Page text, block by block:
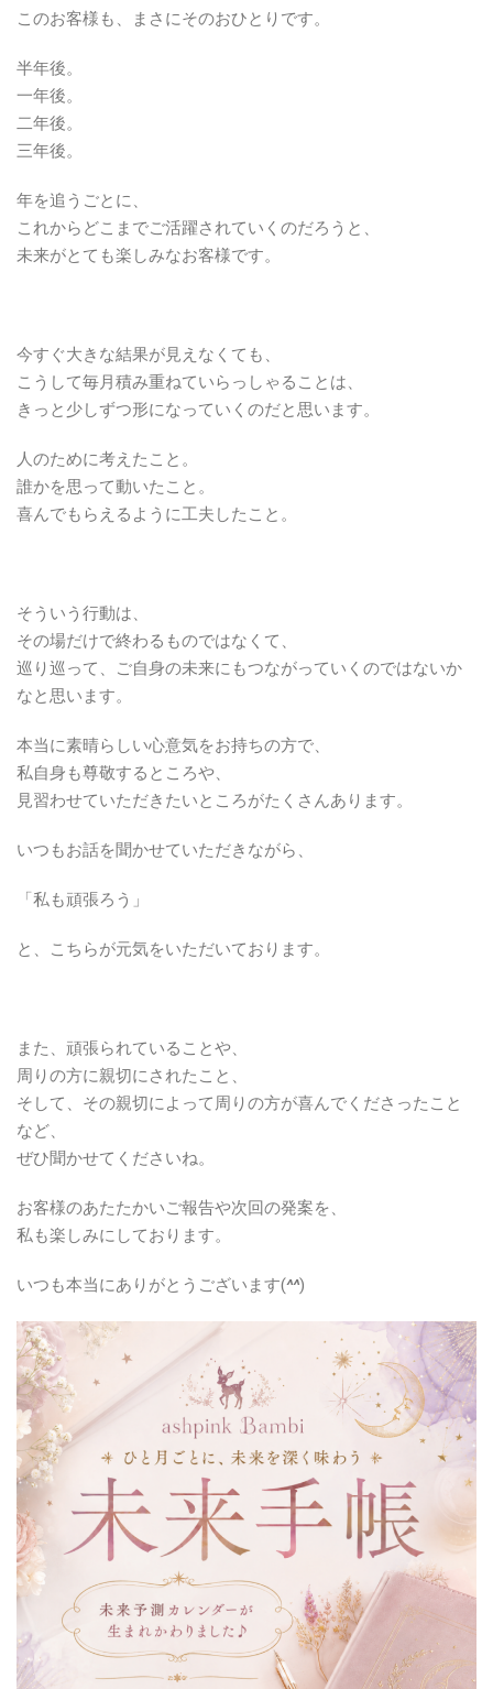
このお客様も、まさにそのおひとりです。
半年後。
一年後。
二年後。
三年後。
年を追うごとに、
これからどこまでご活躍されていくのだろうと、
未来がとても楽しみなお客様です。
今すぐ大きな結果が見えなくても、
こうして毎月積み重ねていらっしゃることは、
きっと少しずつ形になっていくのだと思います。
人のために考えたこと。
誰かを思って動いたこと。
喜んでもらえるように工夫したこと。
そういう行動は、
その場だけで終わるものではなくて、
巡り巡って、ご自身の未来にもつながっていくのではないか
なと思います。
本当に素晴らしい心意気をお持ちの方で、
私自身も尊敬するところや、
見習わせていただきたいところがたくさんあります。
いつもお話を聞かせていただきながら、
「私も頑張ろう」
と、こちらが元気をいただいております。
また、頑張られていることや、
周りの方に親切にされたこと、
そして、その親切によって周りの方が喜んでくださったこと
など、
ぜひ聞かせてくださいね。
お客様のあたたかいご報告や次回の発案を、
私も楽しみにしております。
いつも本当にありがとうございます(^^)